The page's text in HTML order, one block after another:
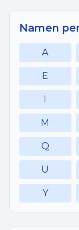
Namen
A
E
I
M
Q
U
Y